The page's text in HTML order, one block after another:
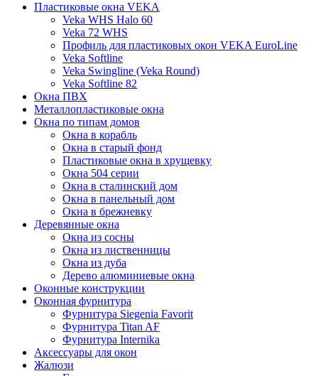
Пластиковые окна VEKA
Veka WHS Halo 60
Veka 72 WHS
Профиль для пластиковых окон VEKA EuroLine
Veka Softline
Veka Swingline (Veka Round)
Veka Softline 82
Окна ПВХ
Металлопластиковые окна
Окна по типам домов
Окна в корабль
Окна в старый фонд
Пластиковые окна в хрущевку
Окна 504 серии
Окна в сталинский дом
Окна в панельный дом
Окна в брежневку
Деревянные окна
Окна из сосны
Окна из лиственницы
Окна из дуба
Дерево алюминиевые окна
Оконные конструкции
Оконная фурнитура
Фурнитура Siegenia Favorit
Фурнитура Titan AF
Фурнитура Internika
Аксессуары для окон
Жалюзи